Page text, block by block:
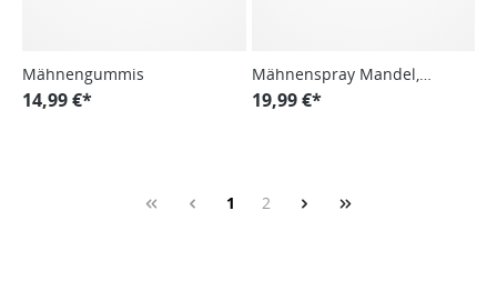
Mähnengummis
14,99 €*
Mähnenspray Mandel,
Detangler
19,99 €*
1 2